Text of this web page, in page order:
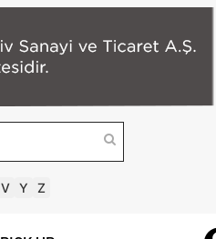
V Y Z